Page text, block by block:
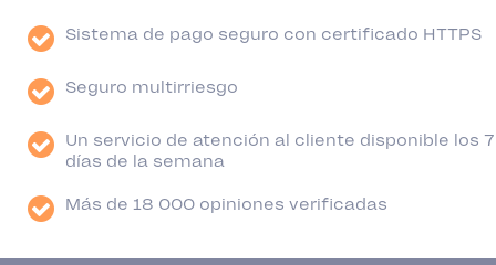
Sistema de pago seguro con certificado HTTPS
Seguro multirriesgo
Un servicio de atención al cliente disponible los 7
días de la semana
Más de 18 000 opiniones verificadas